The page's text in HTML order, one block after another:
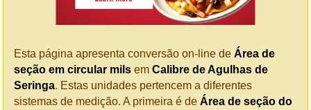
Esta página apresenta conversão on-line de Área de
seção em circular mils em Calibre de Agulhas de
Seringa. Estas unidades pertencem a diferentes
sistemas de medição. A primeira é de Área de seção do